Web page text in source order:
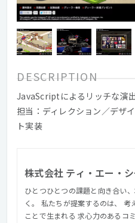
DESCRIPTION
JavaScriptによるリッチな演
担当：ディレクション／デザ
ト実装
株式会社 ティ・エー・
ひとつひとつの課題と向き合い
く。 私たちが提案するのは、
ことで⽣まれる 求⼼⼒のあるコ